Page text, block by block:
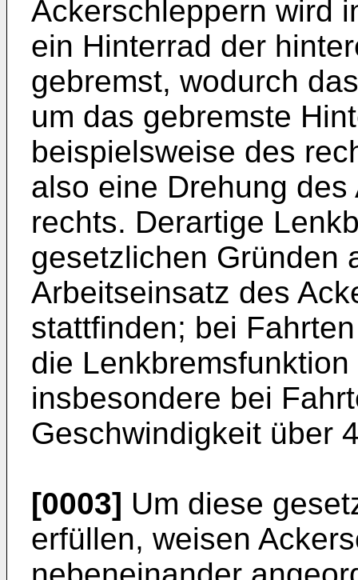
Ackerschleppern wird
ein Hinterrad der
gebremst, wodurch
um das gebremste
beispielsweise des
also eine Drehung
rechts. Derartige
gesetzlichen Gründen
Arbeitseinsatz des
stattfinden; bei
die
insbesondere bei
Geschwindigkeit über
[0003] Um diese
erfüllen, weisen